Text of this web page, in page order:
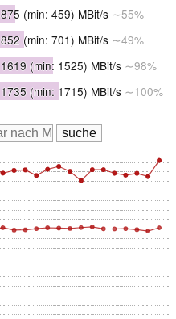
875 (min: 459) MBit/s ∼55%
852 (min: 701) MBit/s ∼49%
1619 (min: 1525) MBit/s ∼98%
1735 (min: 1715) MBit/s ∼100%